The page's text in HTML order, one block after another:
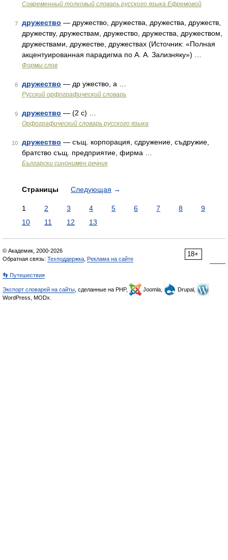
Современный толковый словарь русского языка Ефремовой
7 дружество — дружество, дружества, дружества, дружеств,
дружеству, дружествам, дружество, дружества, дружеством,
дружествами, дружестве, дружествах (Источник: «Полная
акцентуированная парадигма по А. А. Зализняку») …
Формы слов
8 дружество — др ужество, а …
Русский орфографический словарь
9 дружество — (2 с) …
Орфографический словарь русского языка
10 дружество — същ. корпорация, сдружение, съдружие,
братство същ. предприятие, фирма …
Български синонимен речник
Страницы Следующая →
1 2 3 4 5 6 7 8
9
10
11 12 13
18+
© Академик, 2000-2026
Обратная связь: Техподдержка Реклама на сайте
👣 Путешествия
Экспорт словарей на сайты , сделанные на PHP, Joomla,
Drupal,
WordPress, MODx.